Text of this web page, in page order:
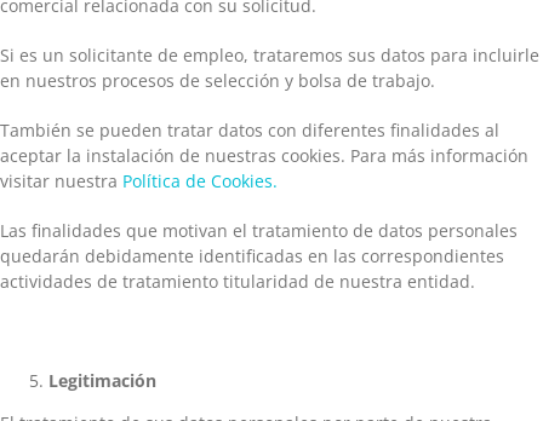
comercial relacionada con su solicitud.
Si es un solicitante de empleo, trataremos sus datos para incluirle
en nuestros procesos de selección y bolsa de trabajo.
También se pueden tratar datos con diferentes finalidades al
aceptar la instalación de nuestras cookies. Para más información
visitar nuestra Política de Cookies.
Las finalidades que motivan el tratamiento de datos personales
quedarán debidamente identificadas en las correspondientes
actividades de tratamiento titularidad de nuestra entidad.
Legitimación